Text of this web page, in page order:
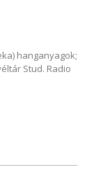
hanganyagok;
Stud. Radio